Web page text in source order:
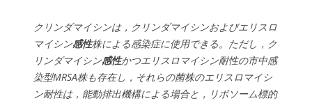
クリンダマイシンは，クリンダマイシンおよびエリスロ
マイシン感性株による感染症に使用できる。ただし，ク
リンダマイシン感性かつエリスロマイシン耐性の市中感
染型MRSA株も存在し，それらの菌株のエリスロマイシ
ン耐性は，能動排出機構による場合と，リボソーム標的